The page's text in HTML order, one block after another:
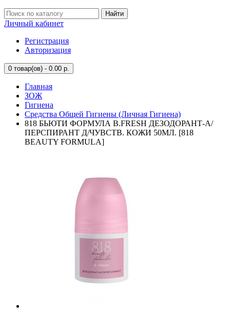
Найти
Личный кабинет
Регистрация
Авторизация
0 товар(ов) - 0.00 р.
Главная
ЗОЖ
Гигиена
Средства Общей Гигиены (Личная Гигиена)
818 БЬЮТИ ФОРМУЛА B.FRESH ДЕЗОДОРАНТ-А/
ПЕРСПИРАНТ Д/ЧУВСТВ. КОЖИ 50МЛ. [818
BEAUTY FORMULA]